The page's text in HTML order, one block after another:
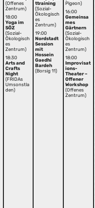
(Offenes
Zentrum)
18:00
Yoga im
SÖZ
(Sozial-
Ökologisch
es
Zentrum)
18:30
Arts and
Crafts
Night
(FRIDAs
Umsonstla
den)
ttraining
(Sozial-
Ökologisch
es
Zentrum)
19:00
Nordstadt
Session
mit
Hossein
Gaedhi
Bardeh
(Borsig 11)
Pigeon)
16:00
Gemeinsa
mes
Gärtnern
(Sozial-
Ökologisch
es
Zentrum)
18:00
Improvisat
ions-
Theater –
Offener
Workshop
(Offenes
Zentrum)